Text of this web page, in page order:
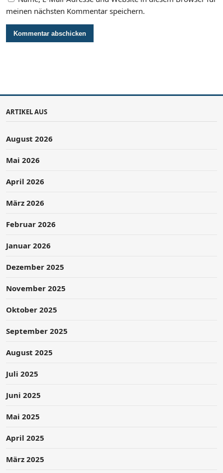
meinen nächsten Kommentar speichern.
ARTIKEL AUS
August 2026
Mai 2026
April 2026
März 2026
Februar 2026
Januar 2026
Dezember 2025
November 2025
Oktober 2025
September 2025
August 2025
Juli 2025
Juni 2025
Mai 2025
April 2025
März 2025